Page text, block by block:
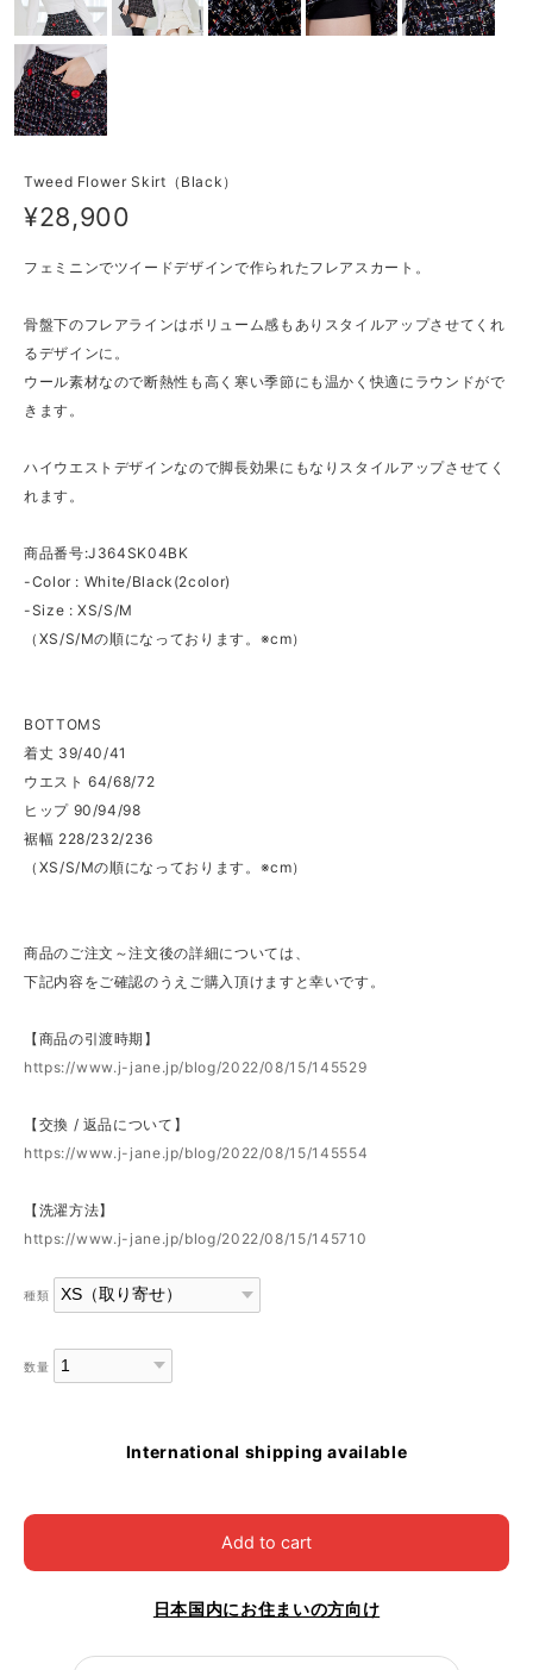
Tweed Flower Skirt（Black）
¥28,900
フェミニンでツイードデザインで作られたフレアスカート。
骨盤下のフレアラインはボリューム感もありスタイルアップさせてくれ
るデザインに。
ウール素材なので断熱性も高く寒い季節にも温かく快適にラウンドがで
きます。
ハイウエストデザインなので脚長効果にもなりスタイルアップさせてく
れます。
商品番号:J364SK04BK
-Color : White/Black(2color)
-Size : XS/S/M
（XS/S/Mの順になっております。※cm）
BOTTOMS
着丈 39/40/41
ウエスト 64/68/72
ヒップ 90/94/98
裾幅 228/232/236
（XS/S/Mの順になっております。※cm）
商品のご注文～注文後の詳細については、
下記内容をご確認のうえご購入頂けますと幸いです。
【商品の引渡時期】
https://www.j-jane.jp/blog/2022/08/15/145529
【交換 / 返品について】
https://www.j-jane.jp/blog/2022/08/15/145554
【洗濯方法】
https://www.j-jane.jp/blog/2022/08/15/145710
種類
数量
International shipping available
Add to cart
日本国内にお住まいの方向け